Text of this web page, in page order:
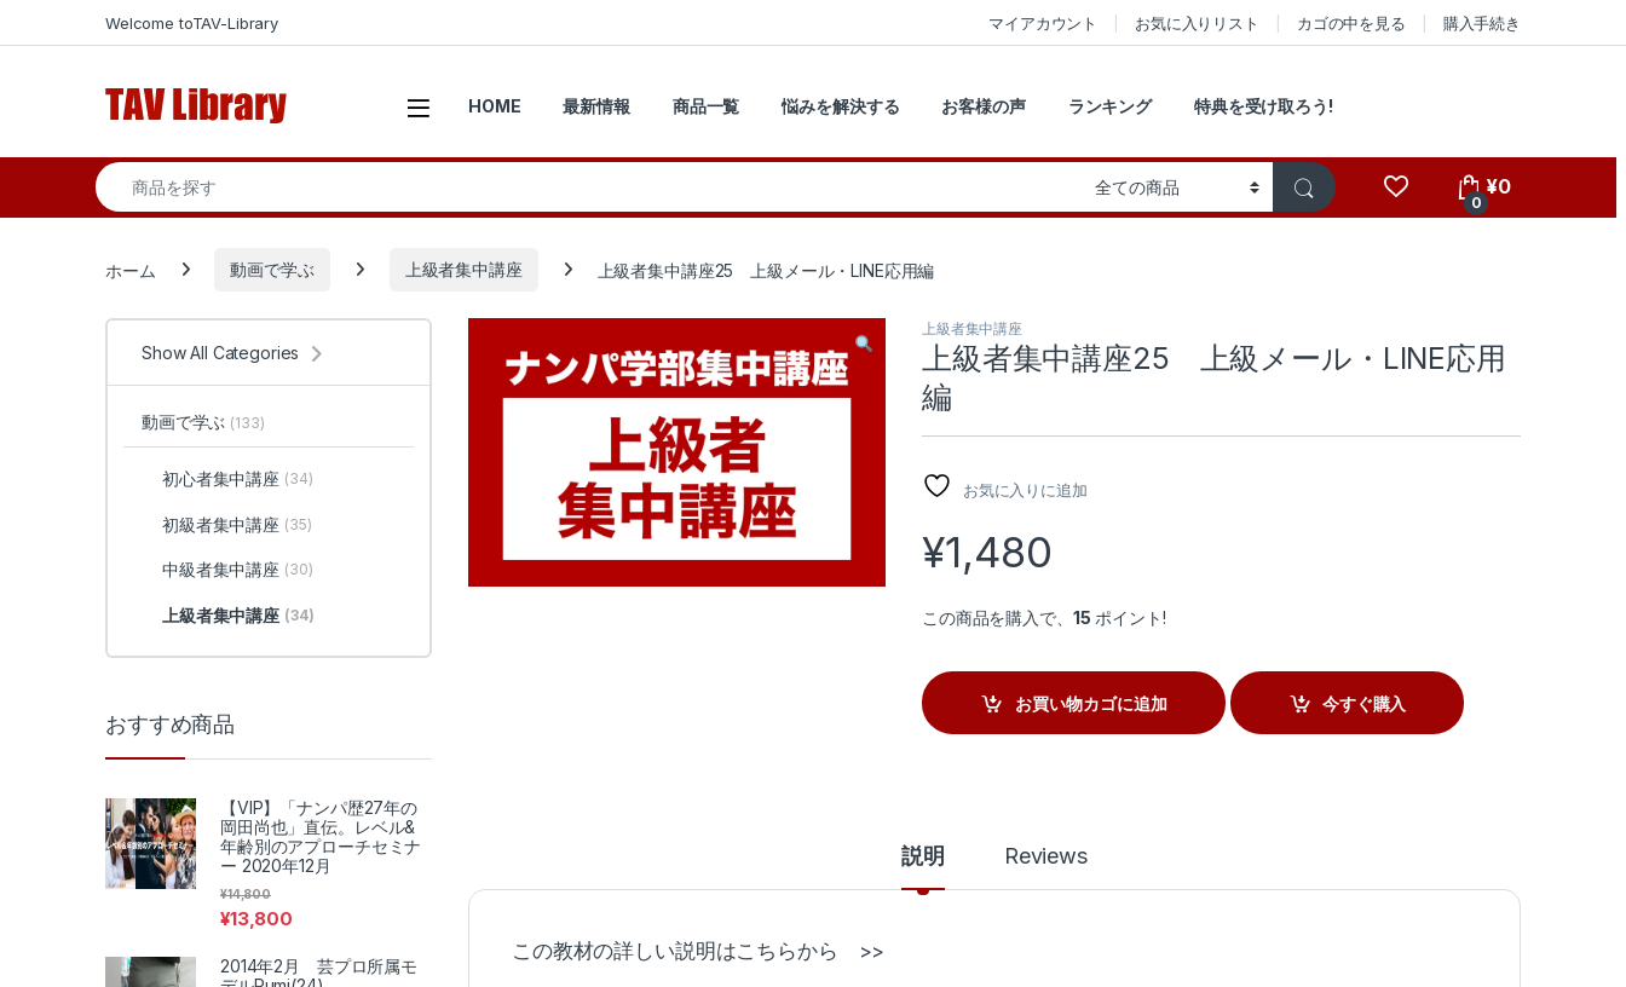
Welcome toTAV-Library マイアカウント お気に入りリスト カゴの中を見る 購入手続き
Open HOME 最新情報 商品一覧 悩みを解決する お客様の声 ランキング 特典を受け取ろう!
Search for:
0
¥0
ホーム 動画で学ぶ 上級者集中講座 上級者集中講座25 上級メール・LINE応用編
上級者集中講座
上級者集中講座25 上級メール・LINE応用
編
お気に入りに追加
¥1,480
この商品を購入で、 15 ポイント!
お買い物カゴに追加 今すぐ購入
説明 Reviews
この教材の詳しい説明はこちらから >>
Show All Categories
動画で学ぶ (133)
初心者集中講座 (34)
初級者集中講座 (35)
中級者集中講座 (30)
上級者集中講座 (34)
おすすめ商品
【VIP】「ナンパ歴27年の
岡田尚也」直伝。レベル&
年齢別のアプローチセミナ
ー 2020年12月
¥13,800
¥14,800
2014年2月 芸プロ所属モ